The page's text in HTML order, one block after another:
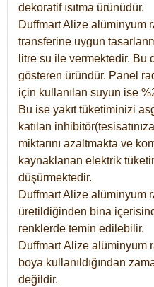
dekoratif ısıtma ürünüdür.
Duffmart Alize alüminyum
transferine uygun
litre su ile vermektedir. Bu
gösteren üründür. Panel
için kullanılan suyun ise
Bu ise yakıt tüketiminizi
katılan
miktarını azaltmakta ve
kaynaklanan elektrik
düşürmektedir.
Duffmart Alize alüminyum
üretildiğinden bina
renklerde temin edilebilir.
DuffmartAlize alüminyum
boya kullanıldığından
değildir.